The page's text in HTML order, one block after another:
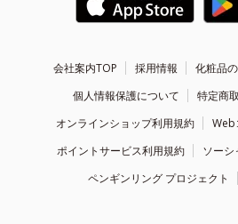
会社案内TOP 採用情報
化粧品
個人情報保護について
特定商
オンラインショップ利用規約
Web
ポイントサービス利用規約
ソーシ
ペンギンリング プロジェクト